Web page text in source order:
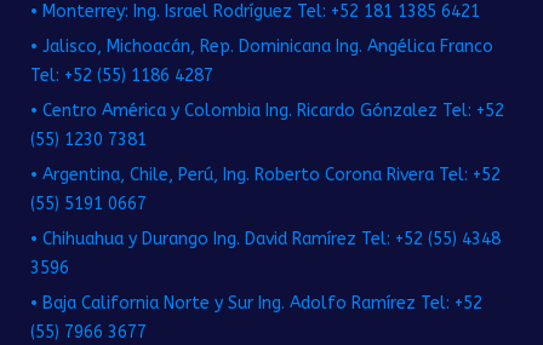
• Monterrey: Ing. Israel Rodríguez Tel: +52 181 1385 6421
• Jalisco, Michoacán, Rep. Dominicana Ing. Angélica Franco
Tel: +52 (55) 1186 4287
• Centro América y Colombia Ing. Ricardo Gónzalez Tel: +52
(55) 1230 7381
• Argentina, Chile, Perú, Ing. Roberto Corona Rivera Tel: +52
(55) 5191 0667
• Chihuahua y Durango Ing. David Ramírez Tel: +52 (55) 4348
3596
• Baja California Norte y Sur Ing. Adolfo Ramírez Tel: +52
(55) 7966 3677